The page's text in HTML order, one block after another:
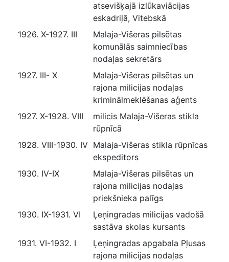
atsevišķajā izlūkaviācijas
eskadriļā, Vitebskā
1926. X-1927. III
Malaja-Višeras pilsētas
komunālās saimniecības
nodaļas sekretārs
1927. III- X
Malaja-Višeras pilsētas un
rajona milicijas nodaļas
kriminālmeklēšanas aģents
1927. X-1928. VIII
milicis Malaja-Višeras stikla
rūpnīcā
1928. VIII-1930. IV Malaja-Višeras stikla rūpnīcas
ekspeditors
1930. IV-IX
Malaja-Višeras pilsētas un
rajona milicijas nodaļas
priekšnieka palīgs
1930. IX-1931. VI
Ļeņingradas milicijas vadošā
sastāva skolas kursants
1931. VI-1932. I
Ļeņingradas apgabala Pļusas
rajona milicijas nodaļas